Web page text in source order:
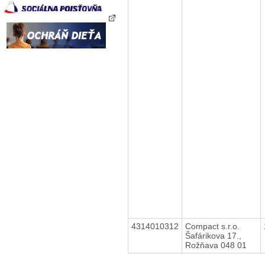
4314010312
Compact s.r.o.
Šafárikova 17.,
Rožňava 048 01